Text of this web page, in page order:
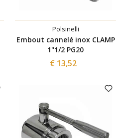
Polsinelli
Embout cannelé inox CLAMP
1"1/2 PG20
€ 13,52